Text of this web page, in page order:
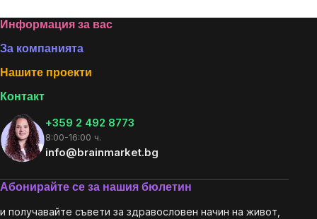
Footer
Информация за вас
За компанията
Нашите проекти
Контакт
+359 2 492 8773
8:00-16:00 ч.
info@brainmarket.bg
Абонирайте се за нашия бюлетин
и получавайте съвети за здравословен начин на живот,